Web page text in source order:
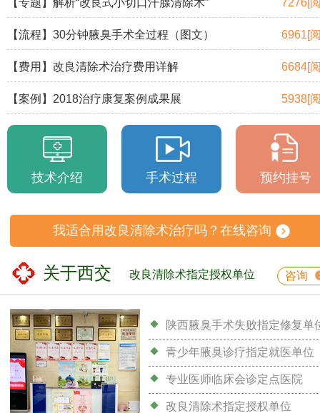
【专题】解析“改良式小切口汗腺清除术” 7276[
【流程】30分钟腋臭手术全过程（图文） 6961[
【费用】改良清除术治疗费用详解 6684[
【案例】2018治疗康复案例成果展 5938[
技术介绍 手术过程 预约挂号
我适合用改良清除术治疗吗？在线咨询
关于西交 改良清除术指定授权单位 咨询
陕西腋臭手术失败指定修复单
青少年腋臭诊疗指定就医单位
专业医师临床会诊定点医院
改良清除术指定授权单位